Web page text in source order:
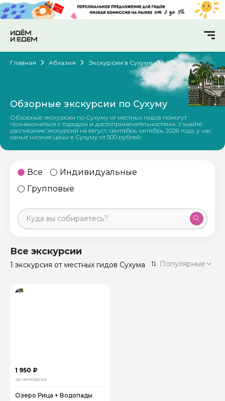
Главная Абхазия Экскурсии в Сухуме Обзорные
Обзорные экскурсии по Сухуму
Обзорные экскурсии по Сухуму от местных гидов помогут
познакомиться с городом и достопримечательностями. Узнайте
расписание экскурсий на август, сентябрь, октябрь 2026 года, у нас
самые низкие цены в Сухуму от 500 рублей.
Все
Индивидуальные
Групповые
Санкт-Петербург 50 экскурсий
Россия
Все экскурсии
1 экскурсия от местных гидов Сухума Популярные
1 950 ₽
за человека
Озеро Рица + Водопады